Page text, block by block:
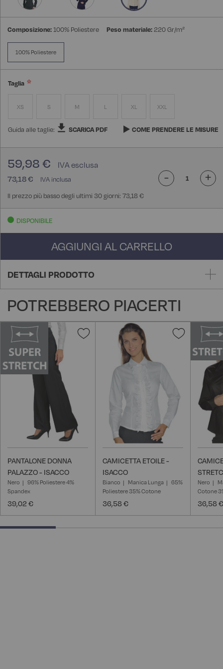
Composizione:100% Poliestere Peso materiale:220 Gr/m²
100% Poliestere
Taglia
XS S M L XL XXL
Guida alle taglie: SCARICA PDF COME PRENDERE LE MISURE
73,18 €
59,98 €
Il prezzo più basso degli ultimi 30 giorni: 73,18 €
- +
DISPONIBILE
AGGIUNGI AL CARRELLO
DETTAGLI PRODOTTO
POTREBBERO PIACERTI
Aggiungi
desideri
PANTALONE DONNA
PALAZZO - ISACCO
Nero
96% Poliestere 4%
Spandex
39,02 €
Aggiungi
alla
lista
desideri
CAMICETTA ETOILE -
ISACCO
Bianco Manica Lunga
65%
Poliestere 35% Cotone
36,58 €
Nero
Cotone
36,58 €
25% completed